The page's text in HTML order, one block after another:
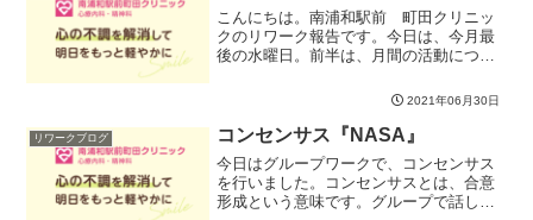
こんにちは。南浦和駅前 町田クリニッ
クのリワーク報告です。今日は、今月最
後の水曜日。前半は、月間の活動につい
一か月のテーマだった感情とのつきあい
方について、振り返りながら考えてみま
した。日ごろ、自分に厳し...
2021年06月30日
リワークブログ コンセンサス『NASA』
今日はグループワークで、コンセンサス
を行いました。コンセンサスとは、合意
形成という意味です。グループで話し合